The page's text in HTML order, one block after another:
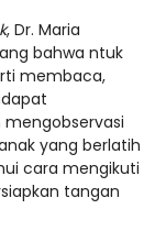
, Dr. Maria
bahwa ntuk
membaca,
yang berlatih
cara mengikuti
tangan